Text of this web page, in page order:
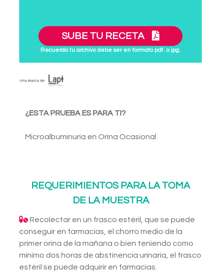
SUBE TU RECETA
Recuerda tu archivo debe ser en formato pdf. o jpg.
¿ESTA PRUEBA ES PARA TI?
Microalbuminuria en Orina Ocasional
REQUERIMIENTOS PARA LA TOMA
DE LA MUESTRA
Recolectar en un frasco estéril, que se puede
conseguir en farmacias, el chorro medio de la
primer orina de la mañana o bien teniendo como
mínimo dos horas de abstinencia urinaria, el frasco
estéril se puede adquirir en farmacias.